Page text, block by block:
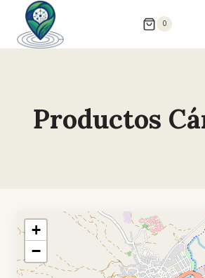
Saltar
contenido
0
Productos
+
−